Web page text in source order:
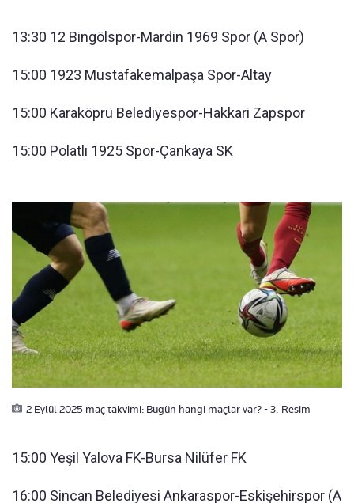
13:30 12 Bingölspor-Mardin 1969 Spor (A Spor)
15:00 1923 Mustafakemalpaşa Spor-Altay
15:00 Karaköprü Belediyespor-Hakkari Zapspor
15:00 Polatlı 1925 Spor-Çankaya SK
2 Eylül 2025 maç takvimi: Bugün hangi maçlar var? - 3. Resim
15:00 Yeşil Yalova FK-Bursa Nilüfer FK
16:00 Sincan Belediyesi Ankaraspor-Eskişehirspor (A